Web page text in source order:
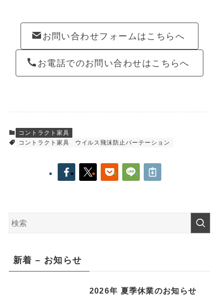
お問い合わせフォームはこちらへ
お電話でのお問い合わせはこちらへ
コントラクト家具
コントラクト家具
ウイルス飛沫防止パーテーション
新着 – お知らせ
2026年 夏季休業のお知らせ